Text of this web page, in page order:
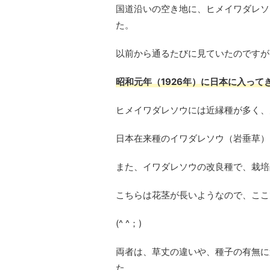
国道沿いの空き地に、ヒメイワダレ
た。
以前から通るたびに見ていたのです
昭和元年（1926年）に日本に入って
ヒメイワダレソウには近縁種が多く
日本在来種のイワダレソウ（岩垂草
また、イワダレソウの改良種で、栽
こちらは花茎が長いようなので、こ
(^ ^；)
両者は、草丈の違いや、種子の有無
た。